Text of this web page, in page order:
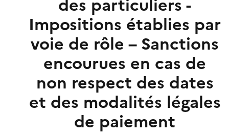
des particuliers -
Impositions établies par
voie de rôle – Sanctions
encourues en cas de
non respect des dates
et des modalités légales
de paiement